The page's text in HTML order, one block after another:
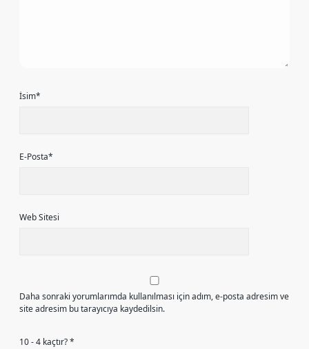
İsim*
E-Posta*
Web Sitesi
Daha sonraki yorumlarımda kullanılması için adım, e-posta adresim ve
site adresim bu tarayıcıya kaydedilsin.
10 - 4 kaçtır?*